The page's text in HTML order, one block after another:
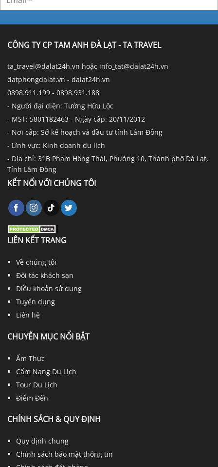
CÔNG TY CP TAM ANH ĐÀ LẠT - TA TRAVEL
ta_travel@dalat24h.vn hoặc info_tat@dalat24h.vn
datphongdalat.vn - dalat24h.vn
0898.911.199 - 0898.931.188
- Người đại diện: Tưởng Hữu Lộc
- MST: 5801182463 - Ngày cấp: 20/11/2012
- Nơi cấp: Sở kế hoạch và đầu tư tỉnh Lâm Đồng
- Lĩnh vực: Kinh doanh du lịch
- Địa chỉ: 31B Phạm Hồng Thái, Phường 10, Thành phố Đà Lạt,
Tỉnh Lâm Đồng
KẾT NỐI VỚI CHÚNG TÔI
LIÊN KẾT TRANG
Về chúng tôi
Đối tác khách sạn
Điều khoản sử dụng
Tuyển dụng
Liên hệ
CHUYÊN MỤC NỔI BẬT
Ẩm Thực
Cẩm Nang Du Lịch
Tour Du Lịch
Điểm Đến
CHÍNH SÁCH & QUY ĐỊNH
Quy định chung
Chính sách bảo mật thông tin